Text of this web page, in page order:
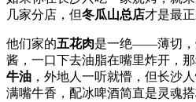
几家分店，但冬瓜山总店才是最
他们家的五花肉是一绝——薄切，
酱，一口下去油脂在嘴里炸开，
牛油 ，外地人一听就懵，但长沙
满嘴牛香，配冰啤酒简直是灵魂搭